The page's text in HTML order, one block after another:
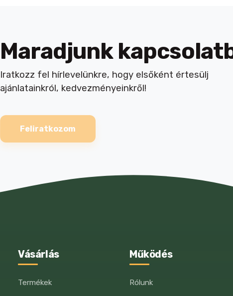
Maradjunk
Iratkozz fel hírlevelünkre, hogy elsőként értesülj
ajánlatainkról, kedvezményeinkről!
Feliratkozom
Vásárlás
Termékek
Működés
Rólunk